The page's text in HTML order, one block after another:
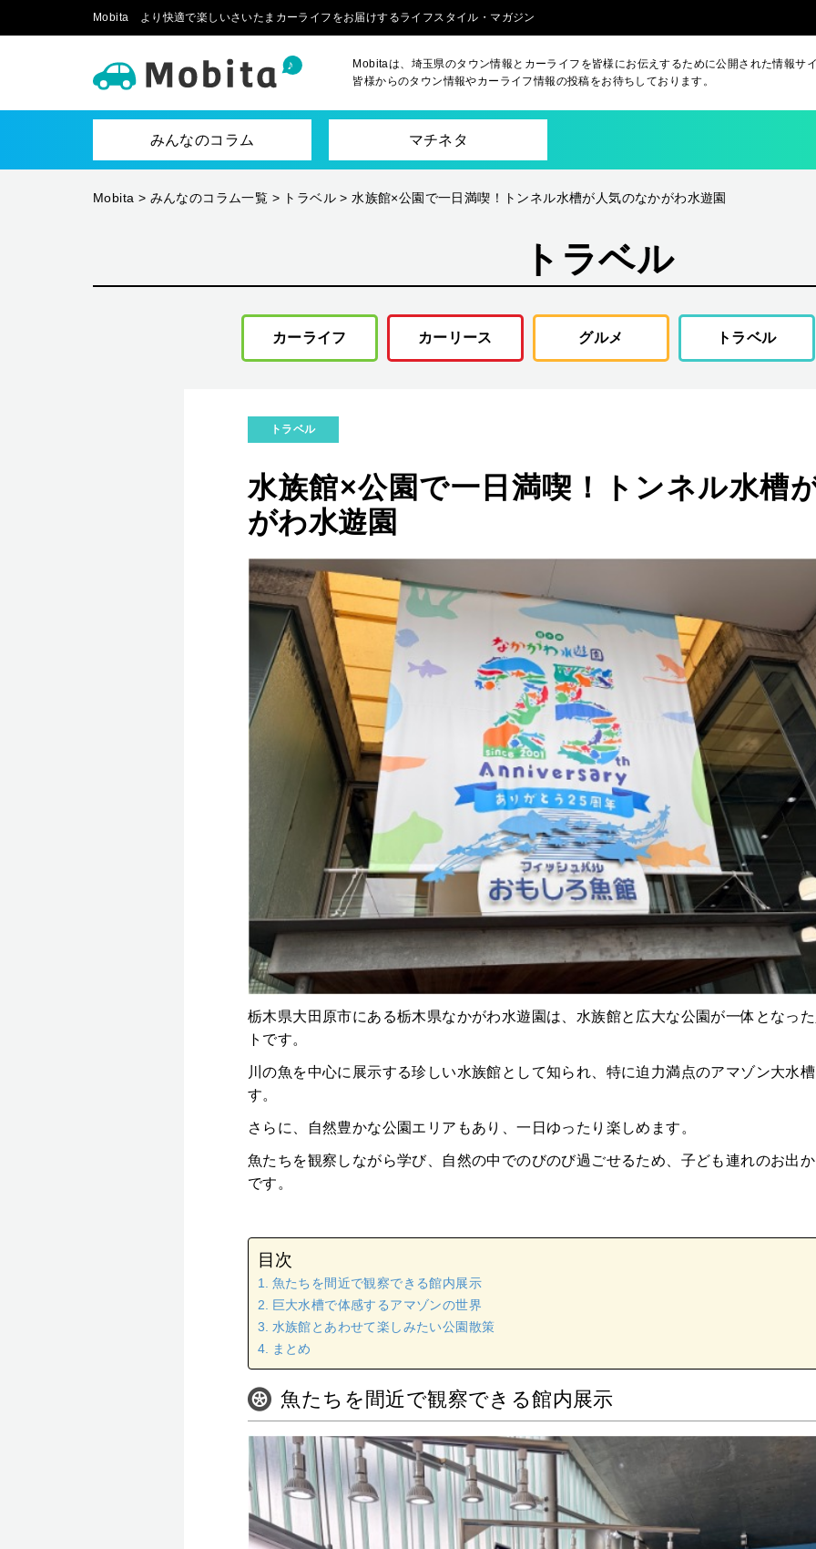
Mobita より快適で楽しいさいたまカーライフをお届けするライフスタイル・マガジン
Mobitaは、埼玉県のタウン情報とカーライフを皆様にお伝えするために公開された情報サ
皆様からのタウン情報やカーライフ情報の投稿をお待ちしております。
みんなのコラム マチネタ
Mobita > みんなのコラム一覧 > トラベル >水族館×公園で一日満喫！トンネル水槽が人気のなかがわ水遊園
トラベル
カーライフ カーリース グルメ トラベル
トラベル
水族館×公園で一日満喫！トンネル水槽
がわ水遊園
栃木県大田原市にある栃木県なかがわ水遊園は、水族館と広大な公園が一体となっ
トです。
川の魚を中心に展示する珍しい水族館として知られ、特に迫力満点のアマゾン大水
す。
さらに、自然豊かな公園エリアもあり、一日ゆったり楽しめます。
魚たちを観察しながら学び、自然の中でのびのび過ごせるため、子ども連れのお出
です。
目次
魚たちを間近で観察できる館内展示
巨大水槽で体感するアマゾンの世界
水族館とあわせて楽しみたい公園散策
まとめ
魚たちを間近で観察できる館内展示